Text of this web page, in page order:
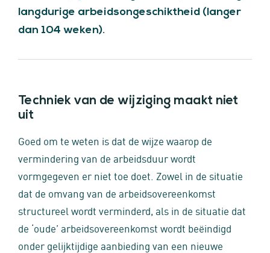
langdurige arbeidsongeschiktheid (langer
dan 104 weken).
Techniek van de wijziging maakt niet
uit
Goed om te weten is dat de wijze waarop de
vermindering van de arbeidsduur wordt
vormgegeven er niet toe doet. Zowel in de situatie
dat de omvang van de arbeidsovereenkomst
structureel wordt verminderd, als in de situatie dat
de ‘oude’ arbeidsovereenkomst wordt beëindigd
onder gelijktijdige aanbieding van een nieuwe